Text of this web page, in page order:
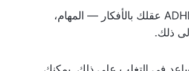
يمكن أن تغمر ADHD عقلك بالأفكار — المهام،
ذلك.